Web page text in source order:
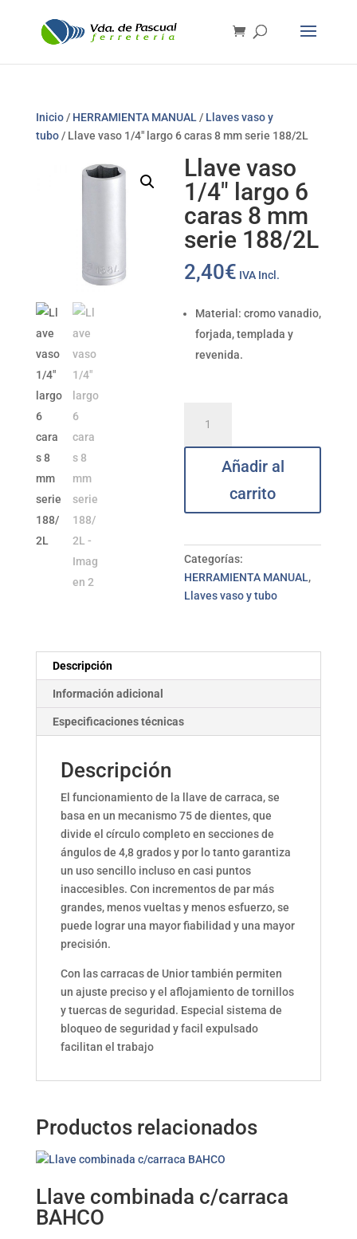
Inicio/ HERRAMIENTA MANUAL / Llaves vaso y
tubo/ Llave vaso 1/4″ largo 6 caras 8 mm serie 188/2L
Llave vaso
1/4″ largo 6
caras 8 mm
serie 188/2L
2,40€ IVA Incl.
Material: cromo vanadio,
forjada, templada y
revenida.
vaso
1/4"
serie
188/2L
cantidad
Añadir al
carrito
Categorías:
HERRAMIENTA MANUAL,
Llaves vaso y tubo
Descripción
Información adicional
Especificaciones técnicas
Descripción
El funcionamiento de la llave de carraca, se
basa en un mecanismo 75 de dientes, que
divide el círculo completo en secciones de
ángulos de 4,8 grados y por lo tanto garantiza
un uso sencillo incluso en casi puntos
inaccesibles. Con incrementos de par más
grandes, menos vueltas y menos esfuerzo, se
puede lograr una mayor fiabilidad y una mayor
precisión.
Con las carracas de Unior también permiten
un ajuste preciso y el aflojamiento de tornillos
y tuercas de seguridad. Especial sistema de
bloqueo de seguridad y facil expulsado
facilitan el trabajo
Productos relacionados
Llave combinada c/carraca
BAHCO